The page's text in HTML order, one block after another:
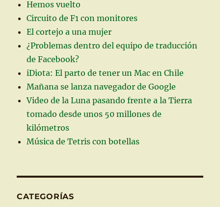
una
casilla
externa
Hemos vuelto
Circuito de F1 con monitores
El cortejo a una mujer
¿Problemas dentro del equipo de traducción
de Facebook?
iDiota: El parto de tener un Mac en Chile
Mañana se lanza navegador de Google
Video de la Luna pasando frente a la Tierra
tomado desde unos 50 millones de
kilómetros
Música de Tetris con botellas
CATEGORÍAS